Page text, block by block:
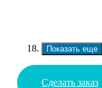
Показать еще
Сделать заказ